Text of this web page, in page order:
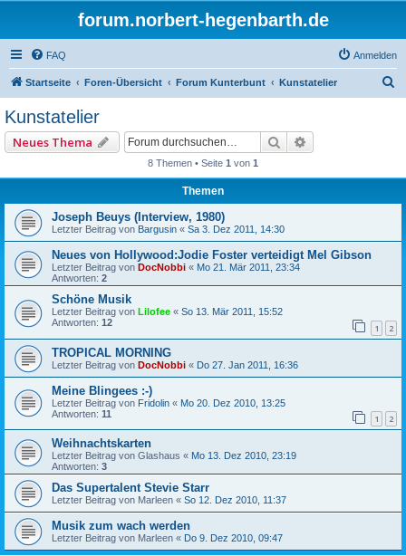
forum.norbert-hegenbarth.de
FAQ Anmelden
Startseite Foren-Übersicht Forum Kunterbunt Kunstatelier
Kunstatelier
Neues Thema Suche
8 Themen • Seite 1 von 1
Themen
Joseph Beuys (Interview, 1980)
Letzter Beitrag von Bargusin « Sa 3. Dez 2011, 14:30
Neues von Hollywood:Jodie Foster verteidigt Mel Gibson
Letzter Beitrag von DocNobbi « Mo 21. Mär 2011, 23:34
Antworten: 2
Schöne Musik
Letzter Beitrag von Lilofee « So 13. Mär 2011, 15:52
Antworten: 12 1 2
TROPICAL MORNING
Letzter Beitrag von DocNobbi « Do 27. Jan 2011, 16:36
Meine Blingees :-)
Letzter Beitrag von Fridolin « Mo 20. Dez 2010, 13:25
Antworten: 11 1 2
Weihnachtskarten
Letzter Beitrag von Glashaus « Mo 13. Dez 2010, 23:19
Antworten: 3
Das Supertalent Stevie Starr
Letzter Beitrag von Marleen « So 12. Dez 2010, 11:37
Musik zum wach werden
Letzter Beitrag von Marleen « Do 9. Dez 2010, 09:47